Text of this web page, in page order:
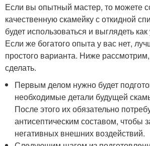
Если вы опытный мастер, то можете
качественную скамейку с откидной
будет использоваться и выглядеть
Если же богатого опыта у вас нет,
простого варианта. Ниже
сделать.
Первым делом нужно будет
необходимые детали будущей
После этого их обязательно
антисептическим составом, чтобы
негативных внешних воздействий.